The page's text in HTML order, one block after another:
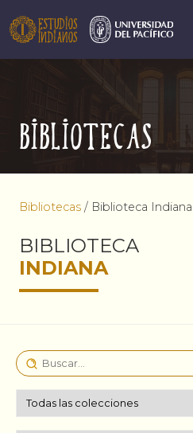
Bibliotecas
Bibliotecas / Biblioteca Indiana
BIBLIOTECA
INDIANA